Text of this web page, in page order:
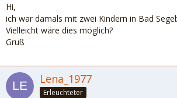
Hi,
ich war damals mit zwei Kindern in Bad
Vielleicht wäre dies möglich?
Gruß
Lena_1977
Erleuchteter